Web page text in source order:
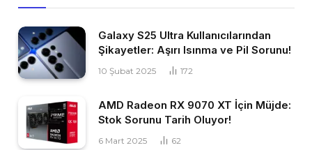
Galaxy S25 Ultra Kullanıcılarından
Şikayetler: Aşırı Isınma ve Pil Sorunu!
10 Şubat 2025 172
AMD Radeon RX 9070 XT İçin Müjde:
Stok Sorunu Tarih Oluyor!
6 Mart 2025 62